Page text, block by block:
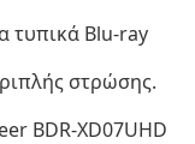
τυπικά Blu-ray
στρώσης.
BDR-XD07UHD